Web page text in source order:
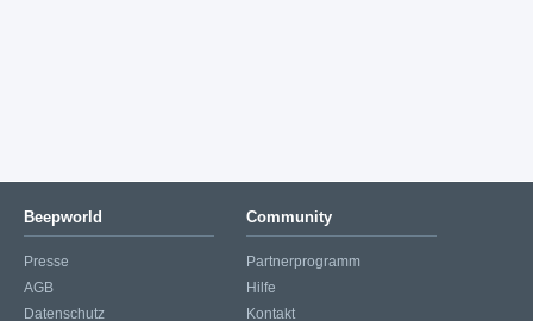
Beepworld
Presse
AGB
Datenschutz
Community
Partnerprogramm
Hilfe
Kontakt